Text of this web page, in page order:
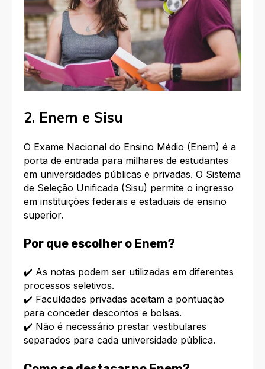
2. Enem e Sisu
O Exame Nacional do Ensino Médio (Enem) é a
porta de entrada para milhares de estudantes
em universidades públicas e privadas. O Sistema
de Seleção Unificada (Sisu) permite o ingresso
em instituições federais e estaduais de ensino
superior.
Por que escolher o Enem?
✔️ As notas podem ser utilizadas em diferentes
processos seletivos.
✔️ Faculdades privadas aceitam a pontuação
para conceder descontos e bolsas.
✔️ Não é necessário prestar vestibulares
separados para cada universidade pública.